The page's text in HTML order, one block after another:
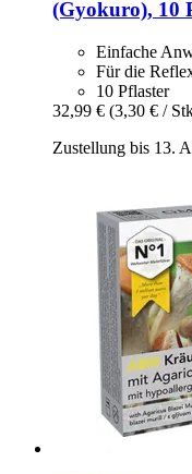
(Gyokuro), 10
Einfache
Für die
10 Pflaster
32,99 € (3,30 € /
Zustellung bis 13.